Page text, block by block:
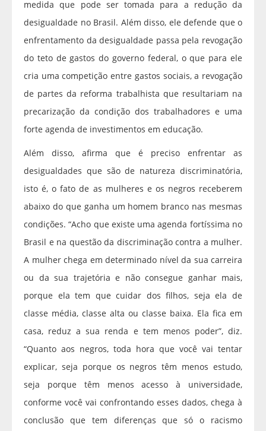
medida que pode ser tomada para a redução da
desigualdade no Brasil. Além disso, ele defende que o
enfrentamento da desigualdade passa pela revogação
do teto de gastos do governo federal, o que para ele
cria uma competição entre gastos sociais, a revogação
de partes da reforma trabalhista que resultariam na
precarização da condição dos trabalhadores e uma
forte agenda de investimentos em educação.
Além disso, afirma que é preciso enfrentar as
desigualdades que são de natureza discriminatória,
isto é, o fato de as mulheres e os negros receberem
abaixo do que ganha um homem branco nas mesmas
condições. “Acho que existe uma agenda fortíssima no
Brasil e na questão da discriminação contra a mulher.
A mulher chega em determinado nível da sua carreira
ou da sua trajetória e não consegue ganhar mais,
porque ela tem que cuidar dos filhos, seja ela de
classe média, classe alta ou classe baixa. Ela fica em
casa, reduz a sua renda e tem menos poder”, diz.
“Quanto aos negros, toda hora que você vai tentar
explicar, seja porque os negros têm menos estudo,
seja porque têm menos acesso à universidade,
conforme você vai confrontando esses dados, chega à
conclusão que tem diferenças que só o racismo